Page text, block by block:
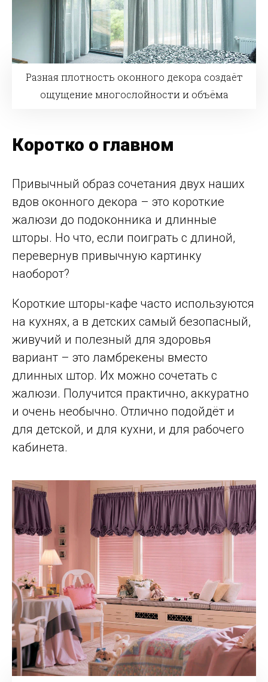
Разная плотность оконного декора создаёт
ощущение многослойности и объёма
Коротко о главном
Привычный образ сочетания двух наших
вдов оконного декора – это короткие
жалюзи до подоконника и длинные
шторы. Но что, если поиграть с длиной,
перевернув привычную картинку
наоборот?
Короткие шторы-кафе часто используются
на кухнях, а в детских самый безопасный,
живучий и полезный для здоровья
вариант – это ламбрекены вместо
длинных штор. Их можно сочетать с
жалюзи. Получится практично, аккуратно
и очень необычно. Отлично подойдёт и
для детской, и для кухни, и для рабочего
кабинета.